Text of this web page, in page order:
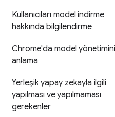
Kullanıcıları model indirme
hakkında bilgilendirme
Chrome'da model yönetimini
anlama
Yerleşik yapay zekayla ilgili
yapılması ve yapılmaması
gerekenler